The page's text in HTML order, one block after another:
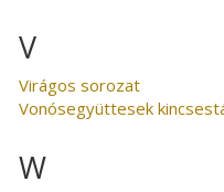
V
Virágos sorozat
Vonósegyüttesek
W